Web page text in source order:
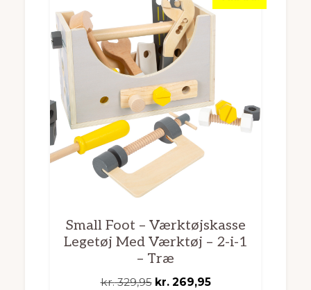
Small Foot – Værktøjskasse
Legetøj Med Værktøj – 2-i-1
– Træ
kr.329,95 Den
kr.269,95Den